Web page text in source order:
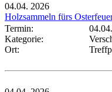
04.04. 2026
Holzsammeln fürs
Termin:
Kategorie:
Ort: